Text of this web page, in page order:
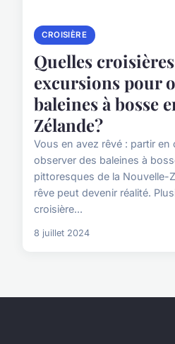
CROISIÈRE
Quelles
excursions pour
baleines à bosse
Zélande?
Vous en avez rêvé : partir en
observer des baleines à
pittoresques de la Nouvelle-
rêve peut devenir réalité.
croisière...
8 juillet 2024